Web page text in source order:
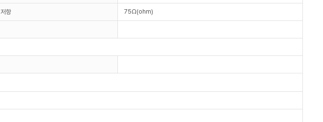
저항 75Ω(ohm)